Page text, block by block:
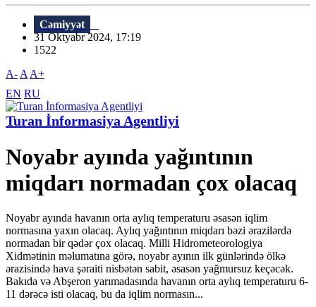
Cəmiyyət
31 Oktyabr 2024, 17:19
1522
A- A A+
EN RU
Turan İnformasiya Agentliyi
Noyabr ayında yağıntının
miqdarı normadan çox olacaq
Noyabr ayında havanın orta aylıq temperaturu əsasən iqlim
normasına yaxın olacaq. Aylıq yağıntının miqdarı bəzi ərazilərdə
normadan bir qədər çox olacaq. Milli Hidrometeorologiya
Xidmətinin məlumatına görə, noyabr ayının ilk günlərində ölkə
ərazisində hava şəraiti nisbətən sabit, əsasən yağmursuz keçəcək.
Bakıda və Abşeron yarımadasında havanın orta aylıq temperaturu 6-
11 dərəcə isti olacaq, bu da iqlim normasın...